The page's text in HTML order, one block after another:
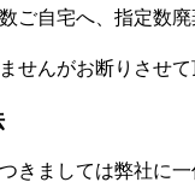
ご自宅へ、指定数
せんがお断りさせて
きましては弊社に一